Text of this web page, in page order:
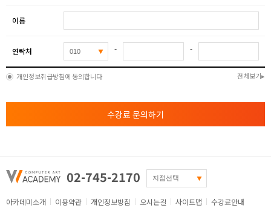
이름
연락처 - -
개인정보취급방침에 동의합니다 전체보기
수강료 문의하기
02-745-2170
아카데미소개 이용약관 개인정보방침 오시는길 사이트맵 수강료안내